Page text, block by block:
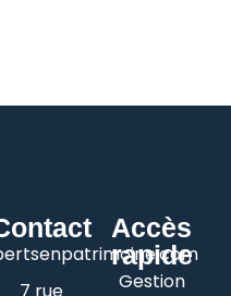
Accès
rapide
Gestion